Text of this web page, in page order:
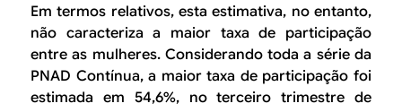
Emtermos relativos, esta estimativa, no entanto,
não caracteriza a maior taxa de participação
entre as mulheres. Considerando toda a série da
PNAD Contínua, a maior taxa de participação foi
estimada em 54,6%, no terceiro trimestre de